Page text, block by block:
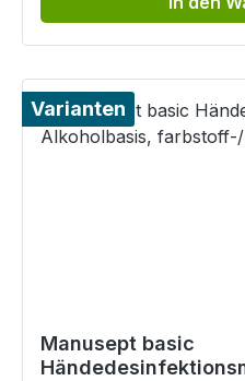
Varianten
Manusept basic